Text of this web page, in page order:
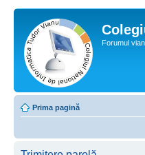
Forumul
Prima pagină